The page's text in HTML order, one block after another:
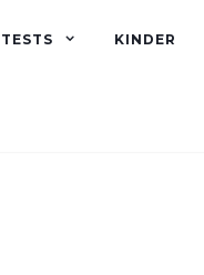
KINDER